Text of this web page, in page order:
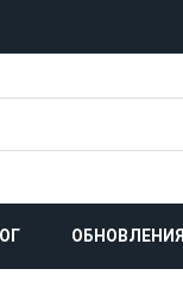
ОБНОВЛЕНИЯ